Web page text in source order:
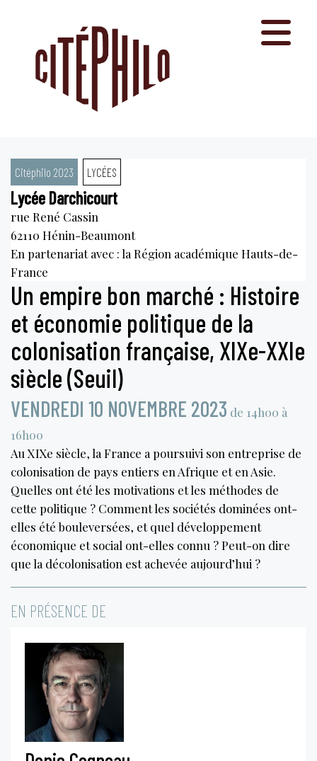
Citéphilo 2023 LYCÉES
Lycée Darchicourt
rue René Cassin
62110 Hénin-Beaumont
En partenariat avec : la Région académique Hauts-de-
France
Un empire bon marché : Histoire
et économie politique de la
colonisation française, XIXe-XXIe
siècle (Seuil)
VENDREDI 10 NOVEMBRE 2023 de 14h00 à
16h00
Au XIXe siècle, la France a poursuivi son entreprise de
colonisation de pays entiers en Afrique et en Asie.
Quelles ont été les motivations et les méthodes de
cette politique ? Comment les sociétés dominées ont-
elles été bouleversées, et quel développement
économique et social ont-elles connu ? Peut-on dire
que la décolonisation est achevée aujourd’hui ?
EN PRÉSENCE DE